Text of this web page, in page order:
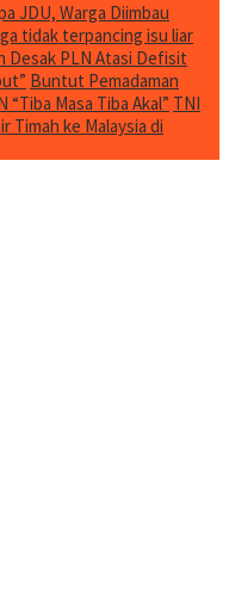
JDU, Warga Diimbau
tidak terpancing isu liar
Desak PLN Atasi Defisit
Buntut Pemadaman
Masa Tiba Akal” TNI
Timah ke Malaysia di